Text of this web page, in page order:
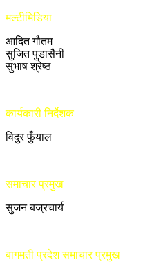
मल्टीमिडिया
आदित गौतम
सुजित पुडासैनी
सुभाष श्रेष्ठ
कार्यकारी निर्देशक
विदुर फुँयाल
समाचार प्रमुख
सुजन बज्रचार्य
बागमती प्रदेश समाचार प्रमुख